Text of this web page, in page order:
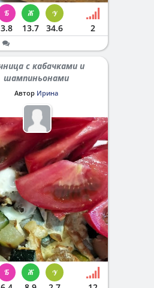
3.8 13.7 34.6 2
шампиньонами
Автор Ирина